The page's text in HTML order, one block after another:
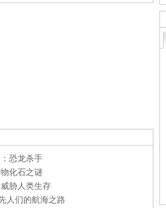
恐龙杀手
化石之谜
胁人类生存
人们的航海之路